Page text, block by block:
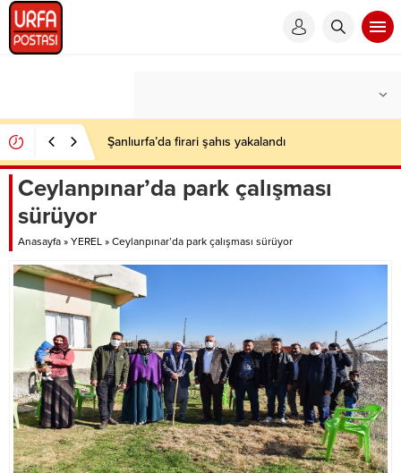
Şanlıurfa’da firari şahıs yakalandı
Ceylanpınar’da park çalışması
sürüyor
Anasayfa » YEREL » Ceylanpınar’da park çalışması sürüyor